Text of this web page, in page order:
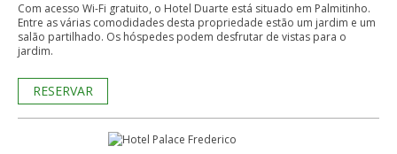
Com acesso Wi-Fi gratuito, o Hotel Duarte está situado em Palmitinho.
Entre as várias comodidades desta propriedade estão um jardim e um
salão partilhado. Os hóspedes podem desfrutar de vistas para o
jardim.
RESERVAR